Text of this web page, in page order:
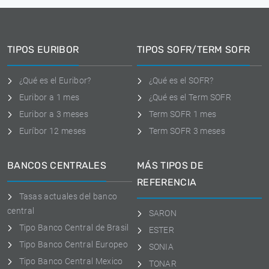
TIPOS EURIBOR
¿Qué es el Euribor?
Euribor a 1 mes
Euribor a 3 meses
Euríbor 12 meses
TIPOS SOFR/TERM SOFR
¿Qué es el SOFR?
¿Qué es el Term SOFR
Term SOFR 1 mes
Term SOFR 3 meses
BANCOS CENTRALES
Tasas actuales del banco
central
Tipo Banco Central de Brasil
Tipo Banco Central Europeo
Tipo Banco Central Mexico
MÁS TIPOS DE
REFERENCIA
SARON
ESTER
SONIA
TONAR